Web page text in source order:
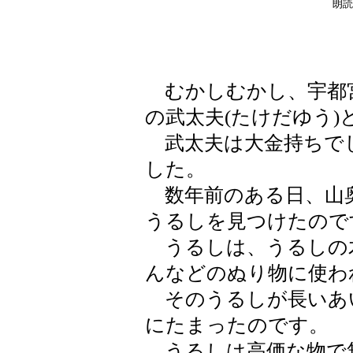
朗
むかしむかし、宇都
の武太夫(たけだゆう)
武太夫は大金持ちで
した。
数年前のある日、山
うるしを見つけたの
うるしは、うるしの
んなどのぬり物に使
そのうるしが長いあ
にたまったのです。